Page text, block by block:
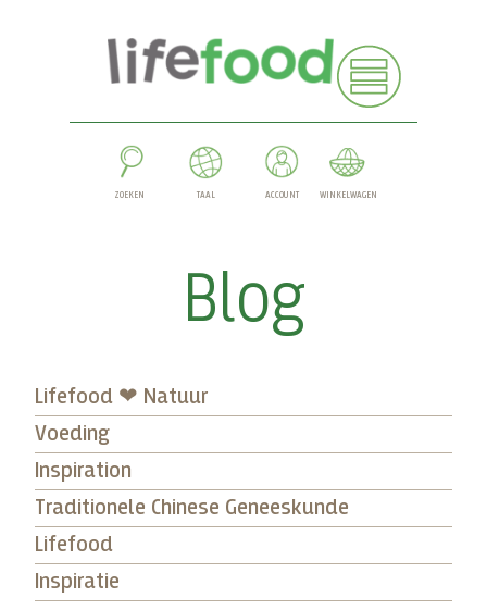
ZOEKEN TAAL ACCOUNT WINKELWAGEN
Blog
Lifefood ❤ Natuur
Voeding
Inspiration
Traditionele Chinese Geneeskunde
Lifefood
Inspiratie